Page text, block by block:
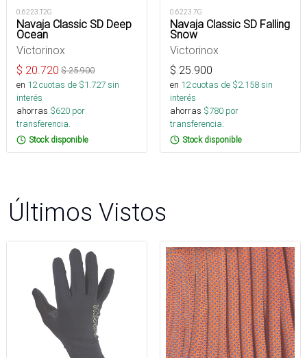
0.6223.T2G
Navaja Classic SD Deep
Ocean
Victorinox
$ 20.720 $25.900
en 12cuotas de $1.727sin
interés
ahorras $620 por
transferencia.
Stock disponible
0.6223.7G
Navaja Classic SD Falling
Snow
Victorinox
$ 25.900
en 12cuotas de $2.158sin
interés
ahorras $780 por
transferencia.
Stock disponible
Últimos Vistos